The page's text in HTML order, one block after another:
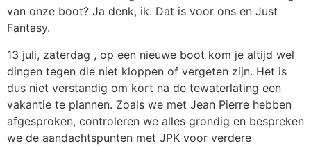
van onze boot? Ja denk, ik. Dat is voor ons en Just
Fantasy.
13 juli, zaterdag , op een nieuwe boot kom je altijd wel
dingen tegen die niet kloppen of vergeten zijn. Het is
dus niet verstandig om kort na de tewaterlating een
vakantie te plannen. Zoals we met Jean Pierre hebben
afgesproken, controleren we alles grondig en bespreken
we de aandachtspunten met JPK voor verdere